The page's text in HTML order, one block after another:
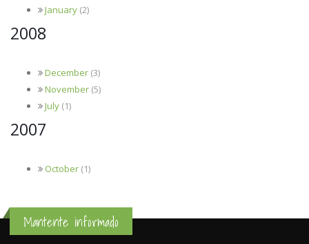
January (2)
2008
December (3)
November (5)
July (1)
2007
October (1)
Mantente informado